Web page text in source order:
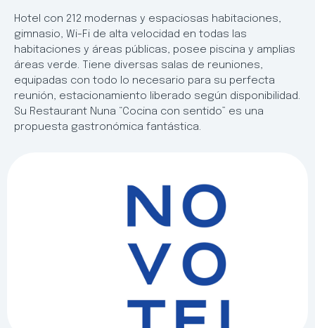
Hotel con 212 modernas y espaciosas habitaciones,
gimnasio, Wi-Fi de alta velocidad en todas las
habitaciones y áreas públicas, posee piscina y amplias
áreas verde. Tiene diversas salas de reuniones,
equipadas con todo lo necesario para su perfecta
reunión, estacionamiento liberado según disponibilidad.
Su Restaurant Nuna “Cocina con sentido” es una
propuesta gastronómica fantástica.